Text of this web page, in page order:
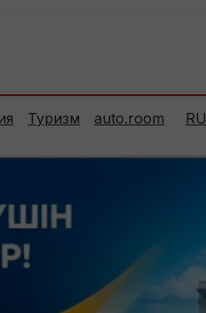
Туризм auto.room RU